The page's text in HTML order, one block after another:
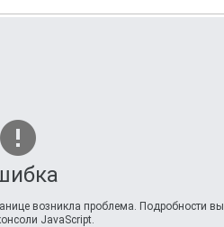
возникла проблема. Подробности вы
JavaScript.